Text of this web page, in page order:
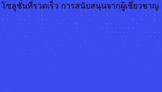
โซลูชั่นที่รวดเร็ว การสนับสนุนจากผู้เชี่ยวชา